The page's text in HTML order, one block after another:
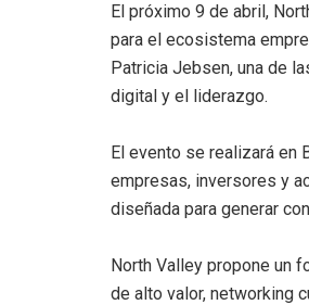
El próximo 9 de abril,
para el ecosistema
Patricia Jebsen, una de
digital y el liderazgo.
El evento se realizará en
empresas, inversores y
diseñada para generar
North Valley propone un
de alto valor, networking